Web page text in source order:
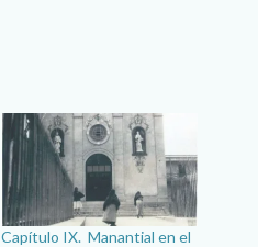
Capítulo IX. Manantial en el